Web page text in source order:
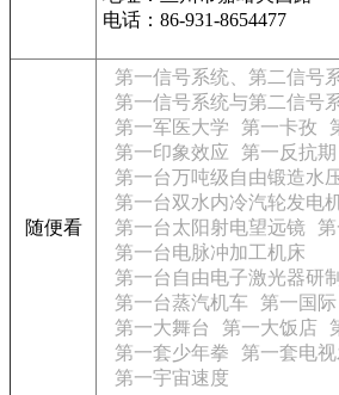
电话：86-931-8654477
随便看
第一信号系统、第二信号
第一信号系统与第二信号
第一军医大学
第一卡孜
第一印象效应
第一反抗期
第一台万吨级自由锻造水
第一台双水内冷汽轮发电
第一台太阳射电望远镜
第一台电脉冲加工机床
第一台自由电子激光器研
第一台蒸汽机车
第一国际
第一大舞台
第一大饭店
第一套少年拳
第一套电
第一宇宙速度